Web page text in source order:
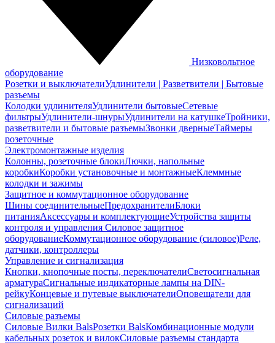
Низковольтное
оборудование
Розетки и выключателиУдлинители | Разветвители | Бытовые
разъемы
Колодки удлинителяУдлинители бытовыеСетевые
фильтрыУдлинители-шнурыУдлинители на катушкеТройники,
разветвители и бытовые разъемыЗвонки дверныеТаймеры
розеточные
Электромонтажные изделия
Колонны, розеточные блокиЛючки, напольные
коробкиКоробки установочные и монтажныеКлеммные
колодки и зажимы
Защитное и коммутационное оборудование
Шины соединительныеПредохранителиБлоки
питанияАксессуары и комплектующиеУстройства защиты
контроля и управления Силовое защитное
оборудованиеКоммутационное оборудование (силовое)Реле,
датчики, контроллеры
Управление и сигнализация
Кнопки, кнопочные посты, переключателиСветосигнальная
арматураСигнальные индикаторные лампы на DIN-
рейкуКонцевые и путевые выключателиОповещатели для
сигнализаций
Силовые разъемы
Силовые Вилки BalsРозетки BalsКомбинационные модули
кабельных розеток и вилокСиловые разъемы стандарта